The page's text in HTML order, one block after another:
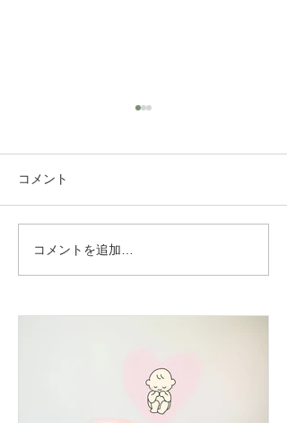
春と秋の花粉症 何が違
うの？
コメント
コメントを追加…